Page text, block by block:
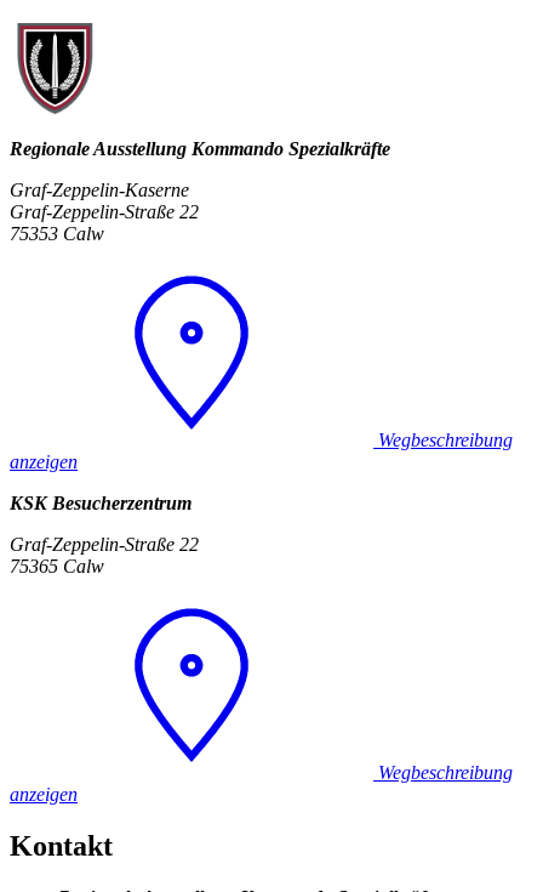
Regionale Ausstellung Kommando Spezialkräfte
Graf-Zeppelin-Kaserne
Graf-Zeppelin-Straße 22
75353 Calw
Wegbeschreibung
anzeigen
KSK Besucherzentrum
Graf-Zeppelin-Straße 22
75365 Calw
Wegbeschreibung
anzeigen
Kontakt